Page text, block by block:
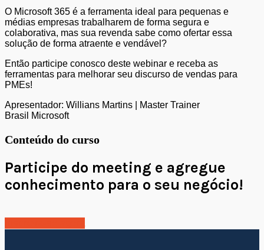
O Microsoft 365 é a ferramenta ideal para pequenas e
médias empresas trabalharem de forma segura e
colaborativa, mas sua revenda sabe como ofertar essa
solução de forma atraente e vendável?
Então participe conosco deste webinar e receba as
ferramentas para melhorar seu discurso de vendas para
PMEs!
Apresentador: Willians Martins | Master Trainer
Brasil Microsoft
Conteúdo do curso
Participe do meeting e agregue
conhecimento para o seu negócio!